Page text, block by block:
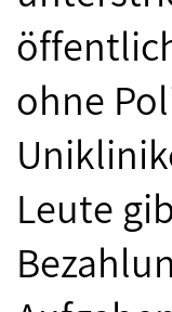
ohne
Leute